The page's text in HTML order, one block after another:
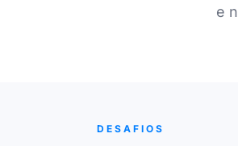
e
DESAFIOS